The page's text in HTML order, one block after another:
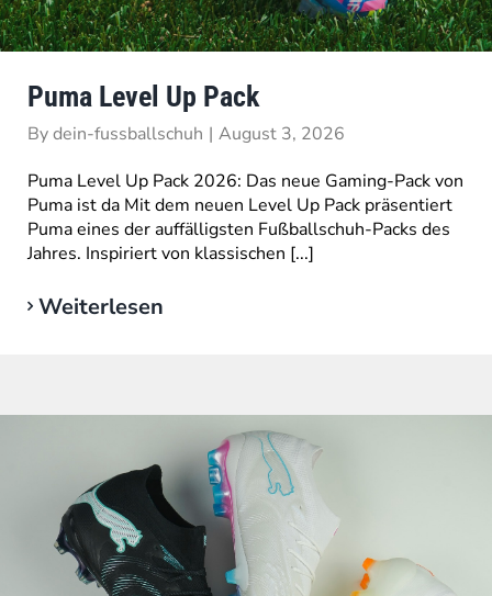
Puma Level Up Pack
Bydein-fussballschuh | August 3, 2026
Puma Level Up Pack 2026: Das neue Gaming-Pack von
Puma ist da Mit dem neuen Level Up Pack präsentiert
Puma eines der auffälligsten Fußballschuh-Packs des
Jahres. Inspiriert von klassischen [...]
Weiterlesen